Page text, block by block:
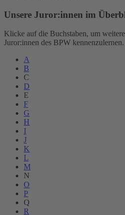
Unsere Juror:innen im
Klicke auf die Buchstaben, um
Juror:innen des BPW kennenzulernen.
A
B
C
D
E
F
G
H
I
J
K
L
M
N
O
P
Q
R